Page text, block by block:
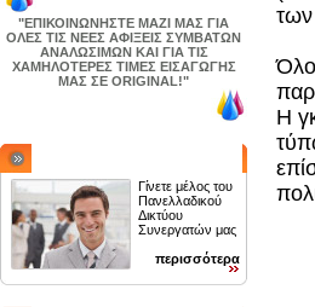
"ΕΠΙΚΟΙΝΩΝΗΣΤΕ ΜΑΖΙ ΜΑΣ ΓΙΑ
ΟΛΕΣ ΤΙΣ ΝΕΕΣ ΑΦΙΞΕΙΣ ΣΥΜΒΑΤΩΝ
ΑΝΑΛΩΣΙΜΩΝ ΚΑΙ ΓΙΑ ΤΙΣ
ΧΑΜΗΛΟΤΕΡΕΣ ΤΙΜΕΣ ΕΙΣΑΓΩΓΗΣ
ΜΑΣ ΣΕ ORIGINAL!"
Γίνετε μέλος του
Πανελλαδικού
Δικτύου
Συνεργατών μας
περισσότερα
Η